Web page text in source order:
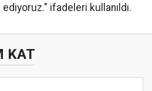
ifadeleri kullanıldı.
KAT